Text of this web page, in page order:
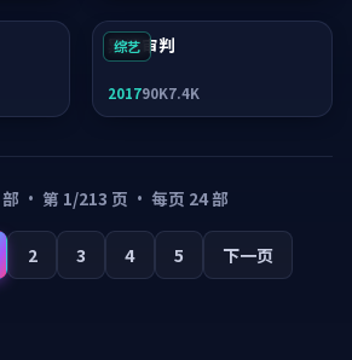
综艺
异境审判
201790K7.4K
部 · 第 1/213 页 · 每页 24部
2 3 4 5 下一页